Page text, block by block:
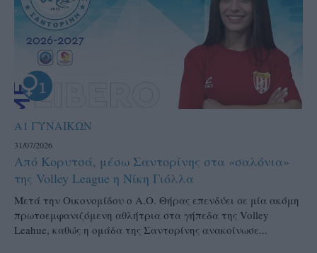
Α1 ΓΥΝΑΙΚΩΝ
31/07/2026
Από Κορυτσά, μέσω Σαντορίνης στα «σαλόνια»
της Volley League η Νίκη Γιόλλα
Μετά την Οικονομίδου ο Α.Ο. Θήρας επενδύει σε μία ακόμη
πρωτοεμφανιζόμενη αθλήτρια στα γήπεδα της Volley
Leahue, καθώς η ομάδα της Σαντορίνης ανακοίνωσε...